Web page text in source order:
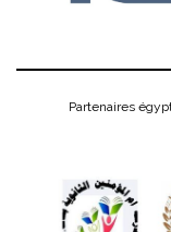
Partenaires